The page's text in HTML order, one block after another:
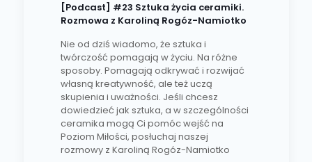
[Podcast] #23 Sztuka życia ceramiki.
Rozmowa z Karoliną Rogóz-Namiotko
Nie od dziś wiadomo, że sztuka i
twórczość pomagają w życiu. Na różne
sposoby. Pomagają odkrywać i rozwijać
własną kreatywność, ale też uczą
skupienia i uważności. Jeśli chcesz
dowiedzieć jak sztuka, a w szczególności
ceramika mogą Ci pomóc wejść na
Poziom Miłości, posłuchaj naszej
rozmowy z Karoliną Rogóz-Namiotko